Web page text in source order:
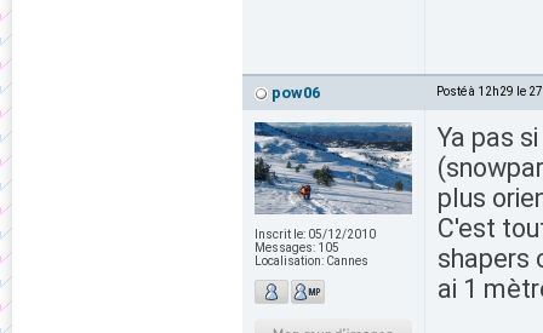
pow06 Posté à 12h29 le
Inscrit le: 05/12/2010
Messages: 105
Localisation: Cannes
Ya pas
plus
C'est
shapers
ai 1